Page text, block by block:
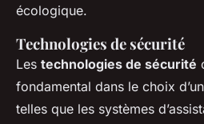
écologique.
Technologies de sécurité
Les technologies de sécurité
fondamental dans le choix
telles que les systèmes